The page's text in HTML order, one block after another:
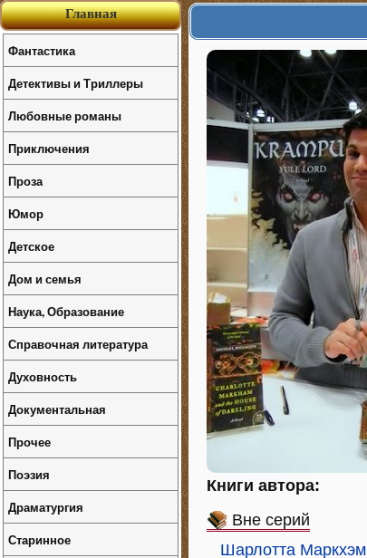
Книги автора:
Вне серий
Шарлотта
Главная
Фантастика
Детективы и Триллеры
Любовные романы
Приключения
Проза
Юмор
Детское
Дом и семья
Наука, Образование
Справочная литература
Духовность
Документальная
Прочее
Поэзия
Драматургия
Старинное